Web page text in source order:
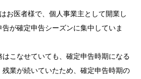
お医者様で、個人事業主として開業し
が確定申告シーズンに集中していま
こなせていても、確定申告時期になる
残業が続いていたため、確定申告時期の